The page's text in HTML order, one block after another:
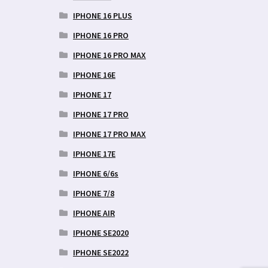
IPHONE 16 PLUS
IPHONE 16 PRO
IPHONE 16 PRO MAX
IPHONE 16E
IPHONE 17
IPHONE 17 PRO
IPHONE 17 PRO MAX
IPHONE 17E
IPHONE 6/6s
IPHONE 7/8
IPHONE AIR
IPHONE SE2020
IPHONE SE2022